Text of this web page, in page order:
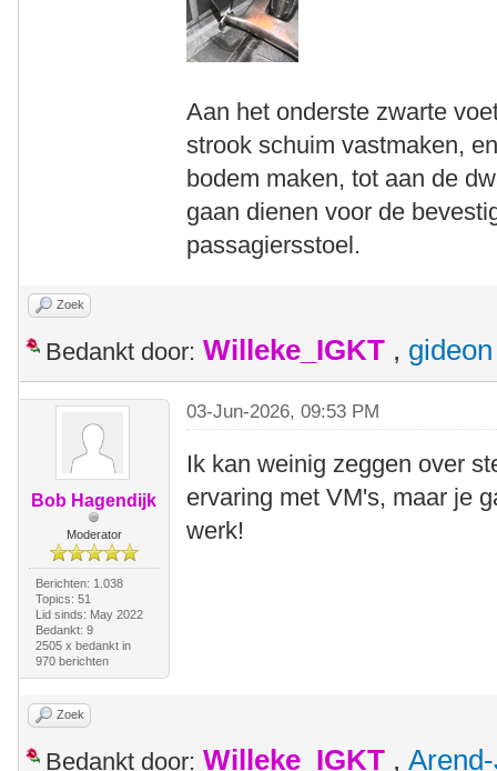
Aan het onderste zwarte
strook schuim vastmaken,
bodem maken, tot aan de
gaan dienen voor de
passagiersstoel.
Zoek
Bedankt door: Willeke_IGKT , gideon
Bob Hagendijk
Moderator
Berichten: 1.038
Topics: 51
Lid sinds: May 2022
Bedankt: 9
2505 x bedankt in
970 berichten
03-Jun-2026, 09:53 PM
Ik kan weinig zeggen over
ervaring met VM's, maar je
werk!
Zoek
Bedankt door: Willeke_IGKT ,